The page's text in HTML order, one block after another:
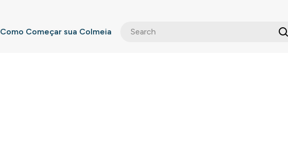
Como Começar sua Colmeia